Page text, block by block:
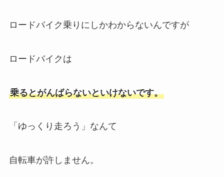
ロードバイク乗りにしかわからないんですが
ロードバイクは
乗るとがんばらないといけないです。
「ゆっくり走ろう」なんて
自転車が許しません。